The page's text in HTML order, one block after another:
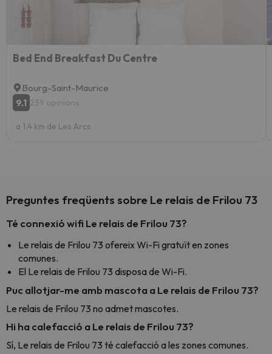
Bed End Breakfast Du Centre
Bourg-Saint-Maurice
9.1 239 opinions
a 1.4 km de Les Arcs
Preguntes freqüents sobre Le relais de Frilou 73
Té connexió wifi Le relais de Frilou 73?
Le relais de Frilou 73 ofereix Wi-Fi gratuït en zones
comunes.
El Le relais de Frilou 73 disposa de Wi-Fi.
Puc allotjar-me amb mascota a Le relais de Frilou 73?
Le relais de Frilou 73 no admet mascotes.
Hi ha calefacció a Le relais de Frilou 73?
Sí, Le relais de Frilou 73 té calefacció a les zones comunes.